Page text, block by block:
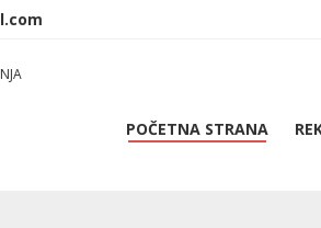
POČETNA STRANA